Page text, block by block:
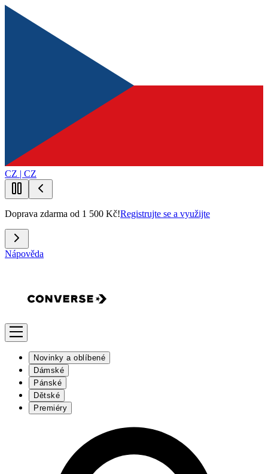
CZ | CZ
Doprava zdarma od 1 500 Kč!Registrujte se a využijte
Nápověda
Novinky a oblíbené
Dámské
Pánské
Dětské
Premiéry